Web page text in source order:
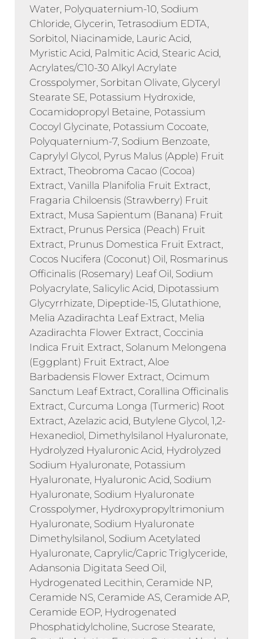
Water, Polyquaternium-10, Sodium
Chloride, Glycerin, Tetrasodium EDTA,
Sorbitol, Niacinamide, Lauric Acid,
Myristic Acid, Palmitic Acid, Stearic Acid,
Acrylates/C10-30 Alkyl Acrylate
Crosspolymer, Sorbitan Olivate, Glyceryl
Stearate SE, Potassium Hydroxide,
Cocamidopropyl Betaine, Potassium
Cocoyl Glycinate, Potassium Cocoate,
Polyquaternium-7, Sodium Benzoate,
Caprylyl Glycol, Pyrus Malus (Apple) Fruit
Extract, Theobroma Cacao (Cocoa)
Extract, Vanilla Planifolia Fruit Extract,
Fragaria Chiloensis (Strawberry) Fruit
Extract, Musa Sapientum (Banana) Fruit
Extract, Prunus Persica (Peach) Fruit
Extract, Prunus Domestica Fruit Extract,
Cocos Nucifera (Coconut) Oil, Rosmarinus
Officinalis (Rosemary) Leaf Oil, Sodium
Polyacrylate, Salicylic Acid, Dipotassium
Glycyrrhizate, Dipeptide-15, Glutathione,
Melia Azadirachta Leaf Extract, Melia
Azadirachta Flower Extract, Coccinia
Indica Fruit Extract, Solanum Melongena
(Eggplant) Fruit Extract, Aloe
Barbadensis Flower Extract, Ocimum
Sanctum Leaf Extract, Corallina Officinalis
Extract, Curcuma Longa (Turmeric) Root
Extract, Azelazic acid, Butylene Glycol, 1,2-
Hexanediol, Dimethylsilanol Hyaluronate,
Hydrolyzed Hyaluronic Acid, Hydrolyzed
Sodium Hyaluronate, Potassium
Hyaluronate, Hyaluronic Acid, Sodium
Hyaluronate, Sodium Hyaluronate
Crosspolymer, Hydroxypropyltrimonium
Hyaluronate, Sodium Hyaluronate
Dimethylsilanol, Sodium Acetylated
Hyaluronate, Caprylic/Capric Triglyceride,
Adansonia Digitata Seed Oil,
Hydrogenated Lecithin, Ceramide NP,
Ceramide NS, Ceramide AS, Ceramide AP,
Ceramide EOP, Hydrogenated
Phosphatidylcholine, Sucrose Stearate,